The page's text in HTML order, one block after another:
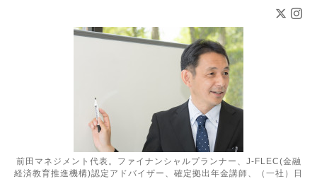
前田マネジメント代表。ファイナンシャルプランナー、J-FLEC(金融
経済教育推進機構)認定アドバイザー、確定拠出年金講師、（一社）日